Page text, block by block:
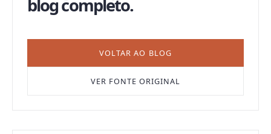
blog completo.
VOLTAR AO BLOG
VER FONTE ORIGINAL